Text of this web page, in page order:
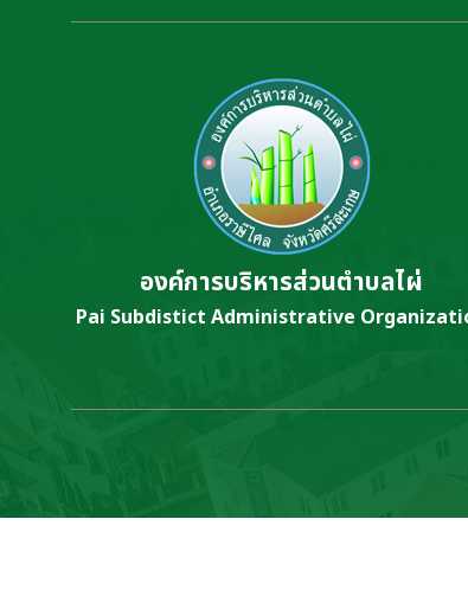
องค์การบริหารส่วนตำบลไผ่
Pai Subdistict Administrative